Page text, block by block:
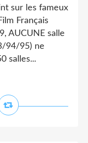
sur les fameux
Français
AUCUNE salle
94/95) ne
salles...